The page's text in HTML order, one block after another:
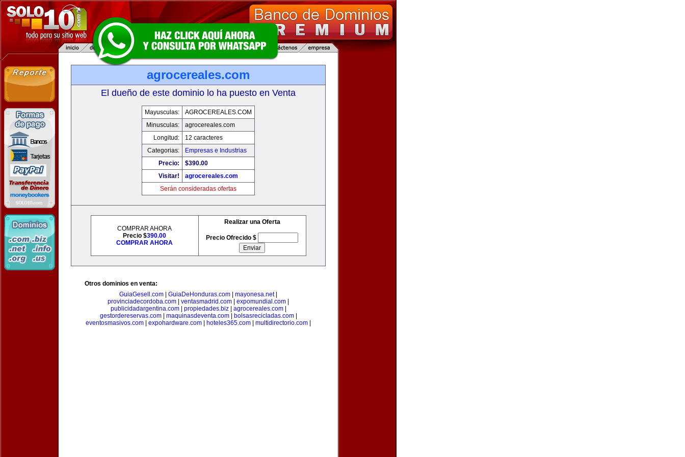
agrocereales.com
El dueño de este dominio lo ha puesto en Venta
Mayusculas:
AGROCEREALES.COM
Minusculas:
agrocereales.com
Longitud:
12 caracteres
Categorias:
Empresas e Industrias
Precio:
$390.00
Visitar!
agrocereales.com
Serán consideradas ofertas
COMPRAR AHORA
Precio $390.00
COMPRAR AHORA
Realizar una Oferta
Precio Ofrecido $
Otros dominios en venta:
GuiaGesell.com
GuiaDeHonduras.com mayonesa.net|
provinciadecordoba.com
ventasmadrid.com expomundial.com
publicidadargentina.com| propiedades.biz| agrocereales.com|
gestordereservas.com| maquinasdeventa.com| bolsasrecicladas.com|
eventosmasivos.com
expohardware.com hoteles365.com multidirectorio.com